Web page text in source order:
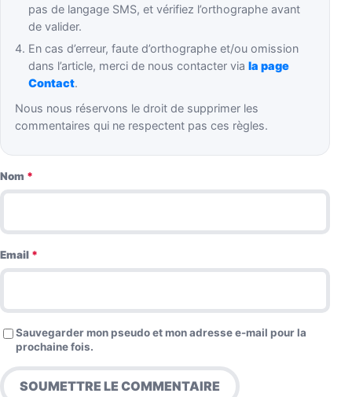
pas de langage SMS, et vérifiez l’orthographe avant
de valider.
En cas d’erreur, faute d’orthographe et/ou omission
dans l’article, merci de nous contacter viala page
Contact.
Nous nous réservons le droit de supprimer les
commentaires qui ne respectent pas ces règles.
Nom *
Email *
Sauvegarder mon pseudo et mon adresse e-mail pour la
prochaine fois.